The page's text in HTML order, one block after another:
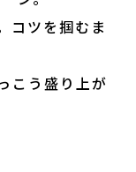
コツを掴むま
こう盛り上が